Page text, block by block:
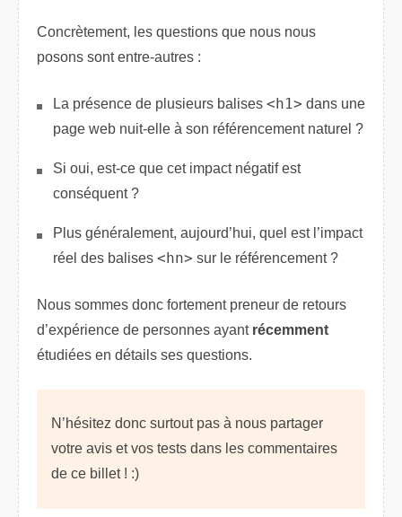
Concrètement, les questions que nous nous
posons sont entre-autres :
La présence de plusieurs balises <h1> dans une
page web nuit-elle à son référencement naturel ?
Si oui, est-ce que cet impact négatif est
conséquent ?
Plus généralement, aujourd’hui, quel est l’impact
réel des balises <hn> sur le référencement ?
Nous sommes donc fortement preneur de retours
d’expérience de personnes ayant récemment
étudiées en détails ses questions.
N’hésitez donc surtout pas à nous partager
votre avis et vos tests dans les commentaires
de ce billet ! :)